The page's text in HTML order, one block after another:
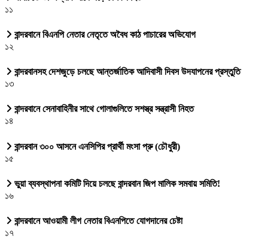
১১
বান্দরবানে বিএনপি নেতার নেতৃতে অবৈধ কাঠ পাচারের অভিযোগ
১২
বান্দরবানসহ দেশজুড়ে চলছে আন্তর্জাতিক আদিবাসী দিবস উদযাপনের প্রস্তুতি
১৩
বান্দরবানে সেনাবাহিনীর সাথে গোলাগুলিতে সশস্ত্র সন্ত্রাসী নিহত
১৪
বান্দরবান ৩০০ আসনে এনসিপির প্রার্থী মংসা প্রু (চৌধুরী)
১৫
ভুয়া ব্যবস্থাপনা কমিটি দিয়ে চলছে বান্দরবান জিপ মালিক সমবায় সমিতি!
১৬
বান্দরবানে আওয়ামী লীগ নেতার বিএনপিতে যোগদানের চেষ্টা
১৭